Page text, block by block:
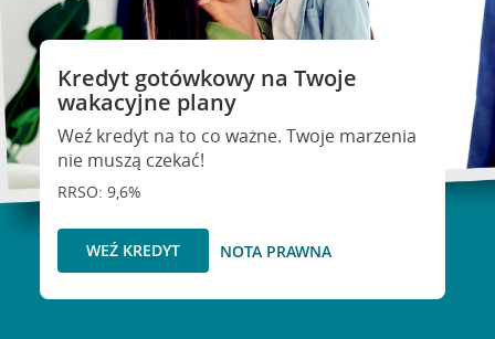
Kredyt gotówkowy na Twoje
wakacyjne plany
Weź kredyt na to co ważne. Twoje marzenia
nie muszą czekać!
RRSO: 9,6%
WEŹ KREDYT NOTA PRAWNA